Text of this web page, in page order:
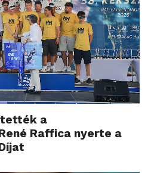
a
Raffica nyerte a